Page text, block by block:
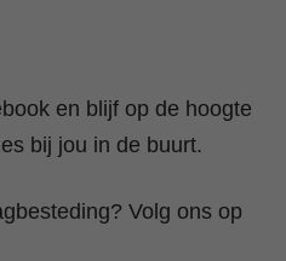
en blijf op de hoogte
bij jou in de buurt.
Volg ons op